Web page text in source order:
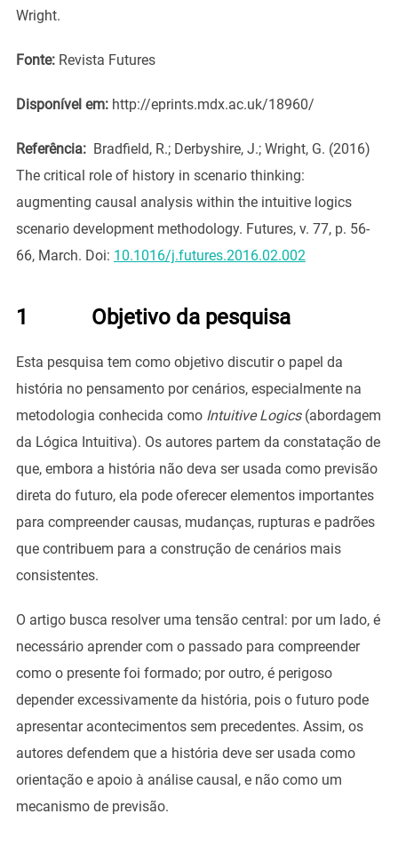
Wright.
Fonte: Revista Futures
Disponível em:http://eprints.mdx.ac.uk/18960/
Referência:Bradfield, R.; Derbyshire, J.; Wright, G. (2016)
The critical role of history in scenario thinking:
augmenting causal analysis within the intuitive logics
scenario development methodology. Futures, v. 77, p. 56-
66, March. Doi: 10.1016/j.futures.2016.02.002
1 Objetivo da pesquisa
Esta pesquisa tem como objetivo discutir o papel da
história no pensamento por cenários, especialmente na
metodologia conhecida como Intuitive Logics(abordagem
da Lógica Intuitiva). Os autores partem da constatação de
que, embora a história não deva ser usada como previsão
direta do futuro, ela pode oferecer elementos importantes
para compreender causas, mudanças, rupturas e padrões
que contribuem para a construção de cenários mais
consistentes.
O artigo busca resolver uma tensão central: por um lado, é
necessário aprender com o passado para compreender
como o presente foi formado; por outro, é perigoso
depender excessivamente da história, pois o futuro pode
apresentar acontecimentos sem precedentes. Assim, os
autores defendem que a história deve ser usada como
orientação e apoio à análise causal, e não como um
mecanismo de previsão.